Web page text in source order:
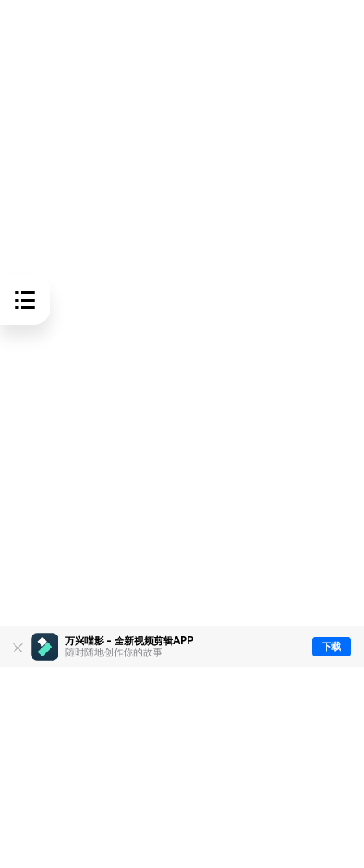
万兴喵影 - 全新视频剪辑APP
随时随地创作你的故事
下载